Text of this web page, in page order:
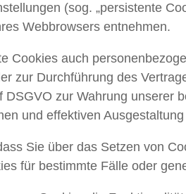
(sog. „persistente
Webbrowsers entnehmen.
Cookies auch
zur Durchführung des
zur Wahrung unserer
und effektiven
Sie über das Setzen von
für bestimmte Fälle oder